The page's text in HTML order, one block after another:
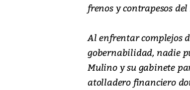
frenos y contrapesos del
Al enfrentar complejos
gobernabilidad, nadie
Mulino y su gabinete
atolladero financiero